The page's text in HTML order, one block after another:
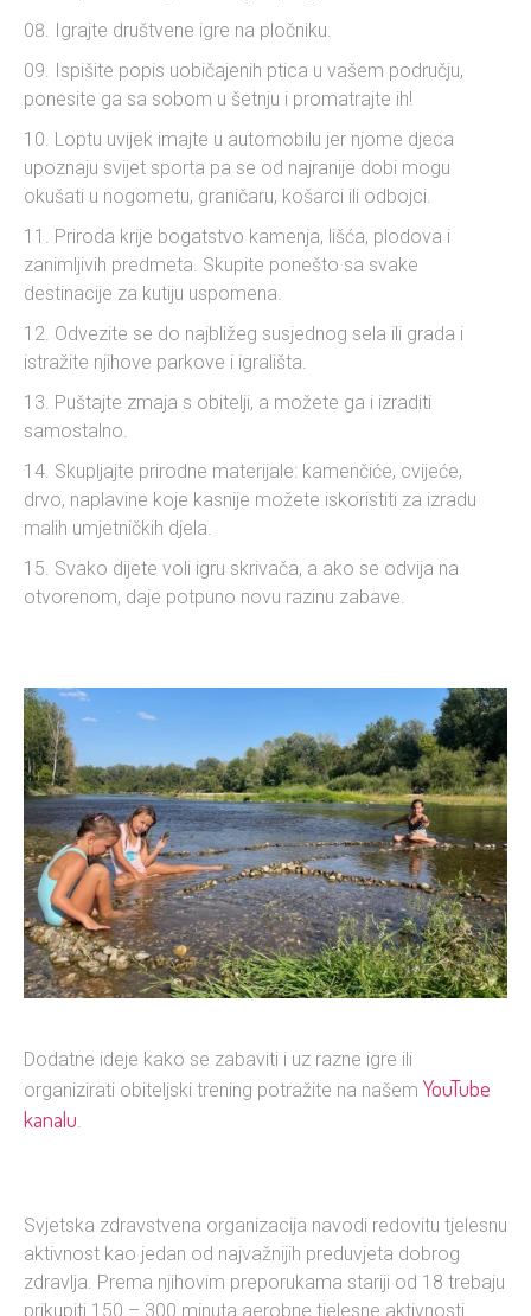
Igrajte društvene igre na pločniku.
Ispišite popis uobičajenih ptica u vašem području,
ponesite ga sa sobom u šetnju i promatrajte ih!
Loptu uvijek imajte u automobilu jer njome djeca
upoznaju svijet sporta pa se od najranije dobi mogu
okušati u nogometu, graničaru, košarci ili odbojci.
Priroda krije bogatstvo kamenja, lišća, plodova i
zanimljivih predmeta. Skupite ponešto sa svake
destinacije za kutiju uspomena.
Odvezite se do najbližeg susjednog sela ili grada i
istražite njihove parkove i igrališta.
Puštajte zmaja s obitelji, a možete ga i izraditi
samostalno.
Skupljajte prirodne materijale: kamenčiće, cvijeće,
drvo, naplavine koje kasnije možete iskoristiti za izradu
malih umjetničkih djela.
Svako dijete voli igru skrivača, a ako se odvija na
otvorenom, daje potpuno novu razinu zabave.
Dodatne ideje kako se zabaviti i uz razne igre ili
organizirati obiteljski trening potražite na našem YouTube
kanalu.
Svjetska zdravstvena organizacija navodi redovitu tjelesnu
aktivnost kao jedan od najvažnijih preduvjeta dobrog
zdravlja. Prema njihovim preporukama stariji od 18 trebaju
prikupiti 150 – 300 minuta aerobne tjelesne aktivnosti